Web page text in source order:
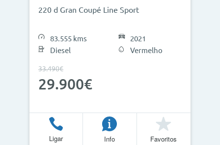
220 d Gran Coupé Line Sport
83.555 kms
Diesel
2021
Vermelho
33.490€
29.900€
Ligar Info Favoritos